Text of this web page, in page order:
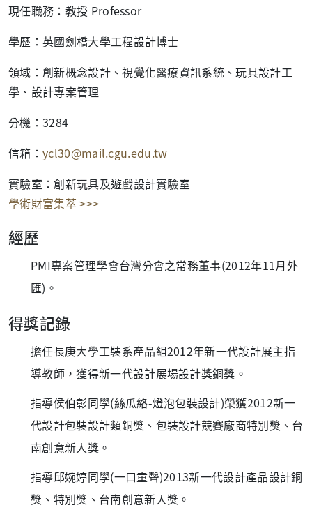
現任職務：教授 Professor
學歷：英國劍橋大學工程設計博士
領域：創新概念設計、視覺化醫療資訊系統、玩具設計工
學、設計專案管理
分機：3284
信箱： ycl30@mail.cgu.edu.tw
實驗室：創新玩具及遊戲設計實驗室
學術財富集萃 >>>
經歷
PMI專案管理學會台灣分會之常務董事(2012年11月外
匯)。
得獎記錄
擔任長庚大學工裝系產品組2012年新一代設計展主指
導教師，獲得新一代設計展場設計獎銅獎。
指導侯伯彰同學(絲瓜絡-燈泡包裝設計)榮獲2012新一
代設計包裝設計類銅獎、包裝設計競賽廠商特別獎、台
南創意新人獎。
指導邱婉婷同學(一口童聲)2013新一代設計產品設計銅
獎、特別獎、台南創意新人獎。